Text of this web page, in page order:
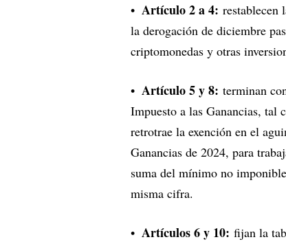
Artículo 2 a 4: restablecen
la derogación de diciembre
criptomonedas y otras
Artículo 5 y 8: terminan
Impuesto a las Ganancias, tal
retrotrae la exención en el
Ganancias de 2024, para
suma del mínimo no
misma cifra.
Artículos 6 y 10: fijan la